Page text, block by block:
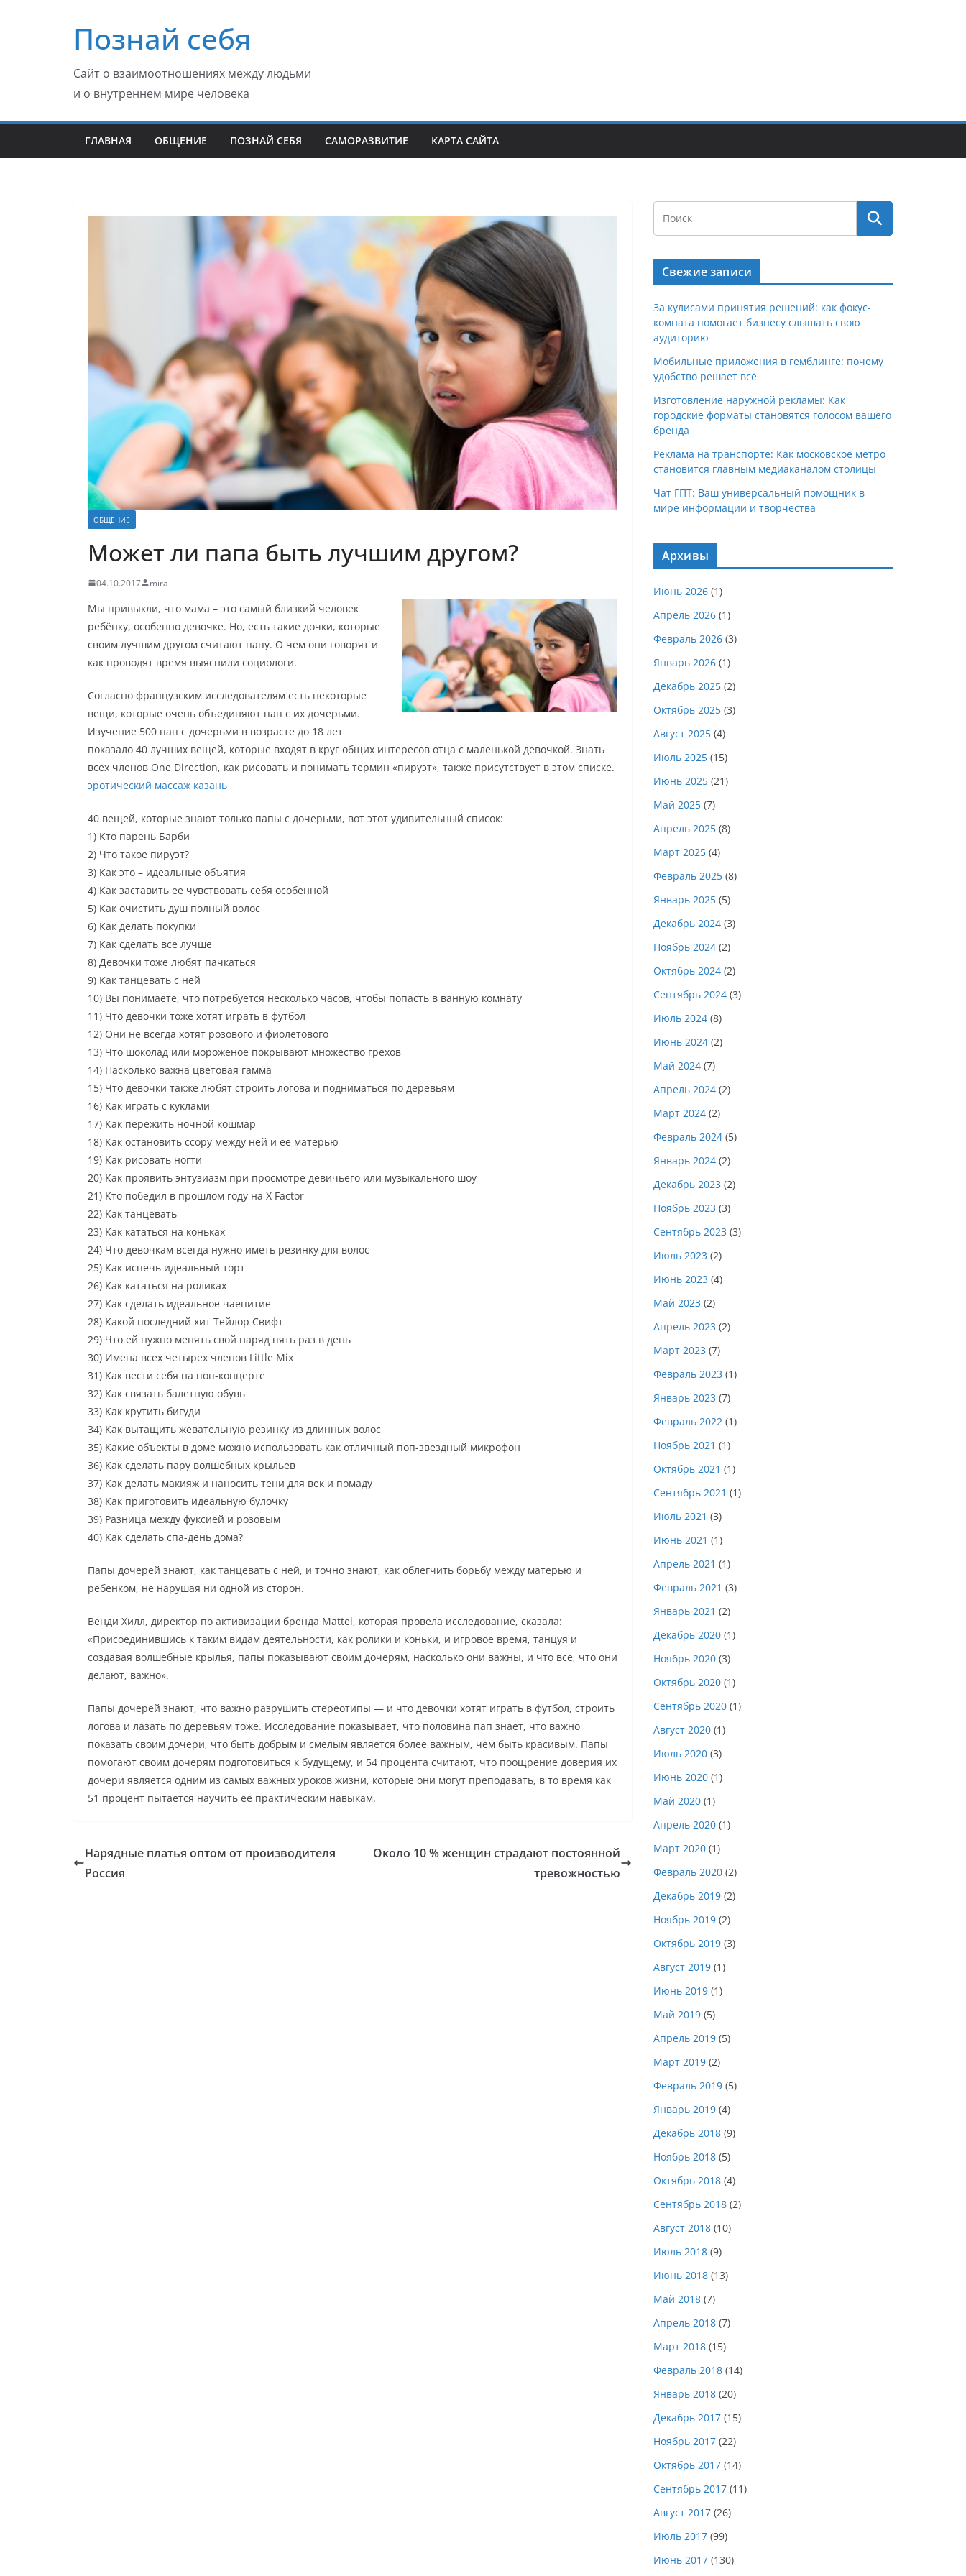
содержимомуПознай себя
Сайт о взаимоотношениях между людьми
и о внутреннем мире человека
ГЛАВНАЯ ОБЩЕНИЕ ПОЗНАЙ СЕБЯ САМОРАЗВИТИЕ КАРТА САЙТА
ОБЩЕНИЕ
Может ли папа быть лучшим другом?
04.10.2017 mira
Мы привыкли, что мама – это самый близкий человек
ребёнку, особенно девочке. Но, есть такие дочки, которые
своим лучшим другом считают папу. О чем они говорят и
как проводят время выяснили социологи.
Согласно французским исследователям есть некоторые
вещи, которые очень объединяют пап с их дочерьми.
Изучение 500 пап с дочерьми в возрасте до 18 лет
показало 40 лучших вещей, которые входят в круг общих интересов отца с маленькой девочкой. Знать
всех членов One Direction, как рисовать и понимать термин «пируэт», также присутствует в этом списке.
эротический массаж казань
40 вещей, которые знают только папы с дочерьми, вот этот удивительный список:
1) Кто парень Барби
2) Что такое пируэт?
3) Как это – идеальные объятия
4) Как заставить ее чувствовать себя особенной
5) Как очистить душ полный волос
6) Как делать покупки
7) Как сделать все лучше
8) Девочки тоже любят пачкаться
9) Как танцевать с ней
10) Вы понимаете, что потребуется несколько часов, чтобы попасть в ванную комнату
11) Что девочки тоже хотят играть в футбол
12) Они не всегда хотят розового и фиолетового
13) Что шоколад или мороженое покрывают множество грехов
14) Насколько важна цветовая гамма
15) Что девочки также любят строить логова и подниматься по деревьям
16) Как играть с куклами
17) Как пережить ночной кошмар
18) Как остановить ссору между ней и ее матерью
19) Как рисовать ногти
20) Как проявить энтузиазм при просмотре девичьего или музыкального шоу
21) Кто победил в прошлом году на X Factor
22) Как танцевать
23) Как кататься на коньках
24) Что девочкам всегда нужно иметь резинку для волос
25) Как испечь идеальный торт
26) Как кататься на роликах
27) Как сделать идеальное чаепитие
28) Какой последний хит Тейлор Свифт
29) Что ей нужно менять свой наряд пять раз в день
30) Имена всех четырех членов Little Mix
31) Как вести себя на поп-концерте
32) Как связать балетную обувь
33) Как крутить бигуди
34) Как вытащить жевательную резинку из длинных волос
35) Какие объекты в доме можно использовать как отличный поп-звездный микрофон
36) Как сделать пару волшебных крыльев
37) Как делать макияж и наносить тени для век и помаду
38) Как приготовить идеальную булочку
39) Разница между фуксией и розовым
40) Как сделать спа-день дома?
Папы дочерей знают, как танцевать с ней, и точно знают, как облегчить борьбу между матерью и
ребенком, не нарушая ни одной из сторон.
Венди Хилл, директор по активизации бренда Mattel, которая провела исследование, сказала:
«Присоединившись к таким видам деятельности, как ролики и коньки, и игровое время, танцуя и
создавая волшебные крылья, папы показывают своим дочерям, насколько они важны, и что все, что они
делают, важно».
Папы дочерей знают, что важно разрушить стереотипы — и что девочки хотят играть в футбол, строить
логова и лазать по деревьям тоже. Исследование показывает, что половина пап знает, что важно
показать своим дочери, что быть добрым и смелым является более важным, чем быть красивым. Папы
помогают своим дочерям подготовиться к будущему, и 54 процента считают, что поощрение доверия их
дочери является одним из самых важных уроков жизни, которые они могут преподавать, в то время как
51 процент пытается научить ее практическим навыкам.
Нарядные платья оптом от производителя
Россия
Около 10 % женщин страдают постоянной
тревожностью
Свежие записи
За кулисами принятия решений: как фокус-
комната помогает бизнесу слышать свою
аудиторию
Мобильные приложения в гемблинге: почему
удобство решает всё
Изготовление наружной рекламы: Как
городские форматы становятся голосом вашего
бренда
Реклама на транспорте: Как московское метро
становится главным медиаканалом столицы
Чат ГПТ: Ваш универсальный помощник в
мире информации и творчества
Архивы
Июнь 2026 (1)
Апрель 2026 (1)
Февраль 2026 (3)
Январь 2026 (1)
Декабрь 2025 (2)
Октябрь 2025 (3)
Август 2025 (4)
Июль 2025 (15)
Июнь 2025 (21)
Май 2025 (7)
Апрель 2025 (8)
Март 2025 (4)
Февраль 2025 (8)
Январь 2025 (5)
Декабрь 2024 (3)
Ноябрь 2024 (2)
Октябрь 2024 (2)
Сентябрь 2024 (3)
Июль 2024 (8)
Июнь 2024 (2)
Май 2024 (7)
Апрель 2024 (2)
Март 2024 (2)
Февраль 2024 (5)
Январь 2024 (2)
Декабрь 2023 (2)
Ноябрь 2023 (3)
Сентябрь 2023 (3)
Июль 2023 (2)
Июнь 2023 (4)
Май 2023 (2)
Апрель 2023 (2)
Март 2023 (7)
Февраль 2023 (1)
Январь 2023 (7)
Февраль 2022 (1)
Ноябрь 2021 (1)
Октябрь 2021 (1)
Сентябрь 2021 (1)
Июль 2021 (3)
Июнь 2021 (1)
Апрель 2021 (1)
Февраль 2021 (3)
Январь 2021 (2)
Декабрь 2020 (1)
Ноябрь 2020 (3)
Октябрь 2020 (1)
Сентябрь 2020 (1)
Август 2020 (1)
Июль 2020 (3)
Июнь 2020 (1)
Май 2020 (1)
Апрель 2020 (1)
Март 2020 (1)
Февраль 2020 (2)
Декабрь 2019 (2)
Ноябрь 2019 (2)
Октябрь 2019 (3)
Август 2019 (1)
Июнь 2019 (1)
Май 2019 (5)
Апрель 2019 (5)
Март 2019 (2)
Февраль 2019 (5)
Январь 2019 (4)
Декабрь 2018 (9)
Ноябрь 2018 (5)
Октябрь 2018 (4)
Сентябрь 2018 (2)
Август 2018 (10)
Июль 2018 (9)
Июнь 2018 (13)
Май 2018 (7)
Апрель 2018 (7)
Март 2018 (15)
Февраль 2018 (14)
Январь 2018 (20)
Декабрь 2017 (15)
Ноябрь 2017 (22)
Октябрь 2017 (14)
Сентябрь 2017 (11)
Август 2017 (26)
Июль 2017 (99)
Июнь 2017 (130)